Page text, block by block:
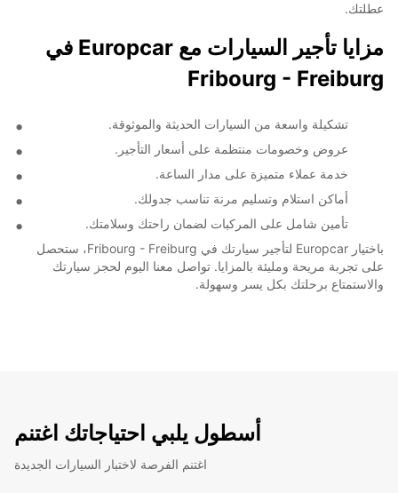
عطلتك.
مزايا تأجير السيارات مع Europcar في
Fribourg - Freiburg
تشكيلة واسعة من السيارات الحديثة والموثوقة.
عروض وخصومات منتظمة على أسعار التأجير.
خدمة عملاء متميزة على مدار الساعة.
أماكن استلام وتسليم مرنة تناسب جدولك.
تأمين شامل على المركبات لضمان راحتك وسلامتك.
باختيار Europcar لتأجير سيارتك في Fribourg - Freiburg، ستحصل
على تجربة مريحة ومليئة بالمزايا. تواصل معنا اليوم لحجز سيارتك
والاستمتاع برحلتك بكل يسر وسهولة.
أسطول يلبي احتياجاتك اغتنم
اغتنم الفرصة لاختبار السيارات الجديدة